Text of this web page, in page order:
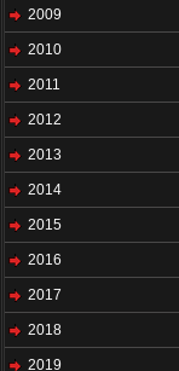
2009
2010
2011
2012
2013
2014
2015
2016
2017
2018
2019